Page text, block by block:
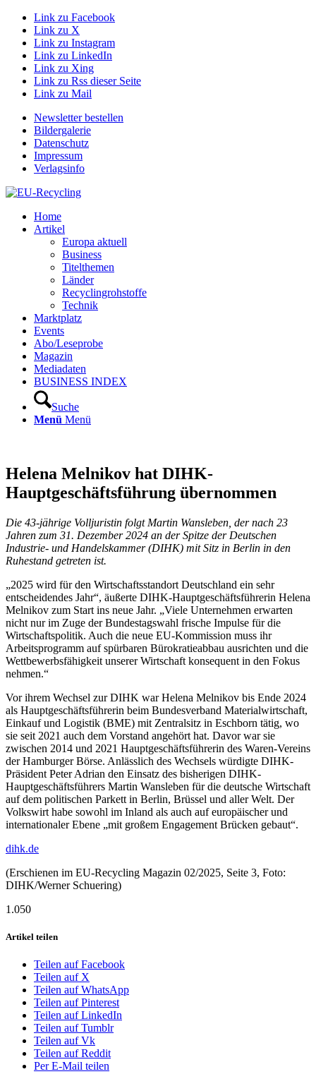
Link zu Facebook
Link zu X
Link zu Instagram
Link zu LinkedIn
Link zu Xing
Link zu Rss dieser Seite
Link zu Mail
Newsletter bestellen
Bildergalerie
Datenschutz
Impressum
Verlagsinfo
Home
Artikel
Europa aktuell
Business
Titelthemen
Länder
Recyclingrohstoffe
Technik
Marktplatz
Events
Abo/Leseprobe
Magazin
Mediadaten
BUSINESS INDEX
Suche
Menü Menü
Helena Melnikov hat DIHK-
Hauptgeschäfts­führung übernommen
Die 43-jährige Volljuristin folgt Martin Wansleben, der nach 23
Jahren zum 31. Dezember 2024 an der Spitze der Deutschen
Industrie- und Handelskammer (DIHK) mit Sitz in Berlin in den
Ruhestand getreten ist.
„2025 wird für den Wirtschaftsstandort Deutschland ein sehr
entscheidendes Jahr“, äußerte DIHK-Hauptgeschäftsführerin Helena
Melnikov zum Start ins neue Jahr. „Viele Unternehmen erwarten
nicht nur im Zuge der Bundestagswahl frische Impulse für die
Wirtschaftspolitik. Auch die neue EU-Kommission muss ihr
Arbeitsprogramm auf spürbaren Bürokratieabbau ausrichten und die
Wettbewerbsfähigkeit unserer Wirtschaft konsequent in den Fokus
nehmen.“
Vor ihrem Wechsel zur DIHK war Helena Melnikov bis Ende 2024
als Hauptgeschäftsführerin beim Bundesverband Materialwirtschaft,
Einkauf und Logistik (BME) mit Zentralsitz in Eschborn tätig, wo
sie seit 2021 auch dem Vorstand angehört hat. Davor war sie
zwischen 2014 und 2021 Hauptgeschäftsführerin des Waren-Vereins
der Hamburger Börse. Anlässlich des Wechsels würdigte DIHK-
Präsident Peter Adrian den Einsatz des bisherigen DIHK-
Hauptgeschäftsführers Martin Wansleben für die deutsche Wirtschaft
auf dem politischen Parkett in Berlin, Brüssel und aller Welt. Der
Volkswirt habe sowohl im Inland als auch auf europäischer und
internationaler Ebene „mit großem Engagement Brücken gebaut“.
dihk.de
(Erschienen im EU-Recycling Magazin 02/2025, Seite 3, Foto:
DIHK/Werner Schuering)
1.050
Artikel teilen
Teilen auf Facebook
Teilen auf X
Teilen auf WhatsApp
Teilen auf Pinterest
Teilen auf LinkedIn
Teilen auf Tumblr
Teilen auf Vk
Teilen auf Reddit
Per E-Mail teilen